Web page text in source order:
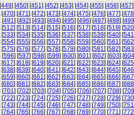
[449] [450] [451] [452] [453] [454] [455] [456] [457
[470] [471] [472] [473] [474] [475] [476] [477] [478
[491] [492] [493] [494] [495] [496] [497] [498] [499
[512] [513] [514] [515] [516] [517] [518] [519] [520
[533] [534] [535] [536] [537] [538] [539] [540] [541
[554] [555] [556] [557] [558] [559] [560] [561] [562
[575] [576] [577] [578] [579] [580] [581] [582] [583
[596] [597] [598] [599] [600] [601] [602] [603] [604
[617] [618] [619] [620] [621] [622] [623] [624] [625
[638] [639] [640] [641] [642] [643] [644] [645] [646
[659] [660] [661] [662] [663] [664] [665] [666] [667
[680] [681] [682] [683] [684] [685] [686] [687] [688
[701] [702] [703] [704] [705] [706] [707] [708] [709
[722] [723] [724] [725] [726] [727] [728] [729] [730
[743] [744] [745] [746] [747] [748] [749] [750] [751
[764] [765] [766] [767] [768] [769] [770] [771] [772